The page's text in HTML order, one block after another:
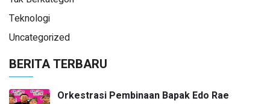
Teknologi
Uncategorized
BERITA TERBARU
Orkestrasi Pembinaan Bapak Edo Rae